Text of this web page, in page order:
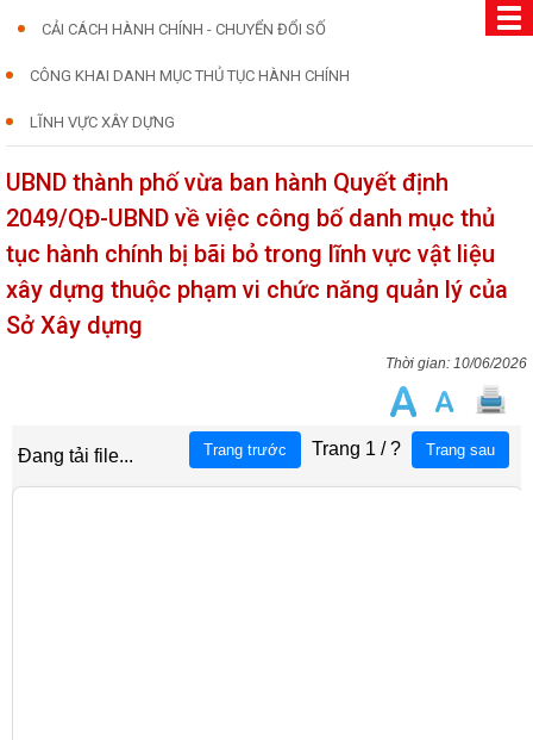
CẢI CÁCH HÀNH CHÍNH - CHUYỂN ĐỔI SỐ
CÔNG KHAI DANH MỤC THỦ TỤC HÀNH CHÍNH
LĨNH VỰC XÂY DỰNG
UBND thành phố vừa ban hành Quyết định
2049/QĐ-UBND về việc công bố danh mục thủ
tục hành chính bị bãi bỏ trong lĩnh vực vật liệu
xây dựng thuộc phạm vi chức năng quản lý của
Sở Xây dựng
10/06/2026